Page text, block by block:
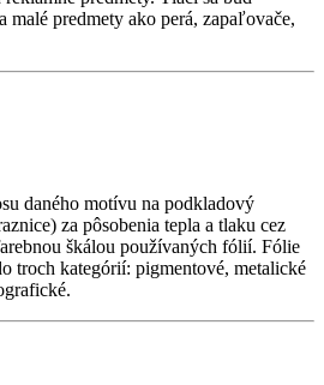
malé predmety ako perá, zapaľovače,
daného motívu na podkladový
za pôsobenia tepla a tlaku cez
škálou používaných fólií. Fólie
troch kategórií: pigmentové, metalické